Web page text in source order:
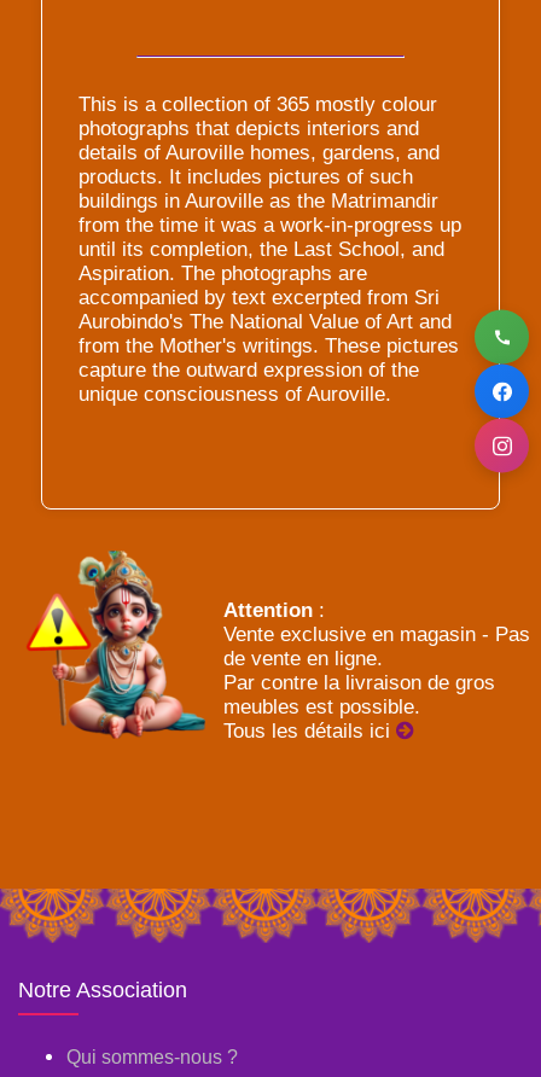
This is a collection of 365 mostly colour
photographs that depicts interiors and
details of Auroville homes, gardens, and
products. It includes pictures of such
buildings in Auroville as the Matrimandir
from the time it was a work-in-progress up
until its completion, the Last School, and
Aspiration. The photographs are
accompanied by text excerpted from Sri
Aurobindo's The National Value of Art and
from the Mother's writings. These pictures
capture the outward expression of the
unique consciousness of Auroville.
Attention :
Vente exclusive en magasin - Pas
de vente en ligne.
Par contre la livraison de gros
meubles est possible.
Tous les détails ici
Notre Association
Qui sommes-nous ?